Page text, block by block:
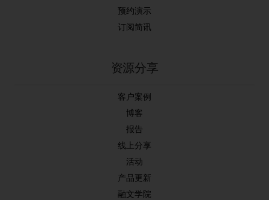
预约演示
订阅简讯
资源分享
客户案例
博客
报告
线上分享
活动
产品更新
融文学院